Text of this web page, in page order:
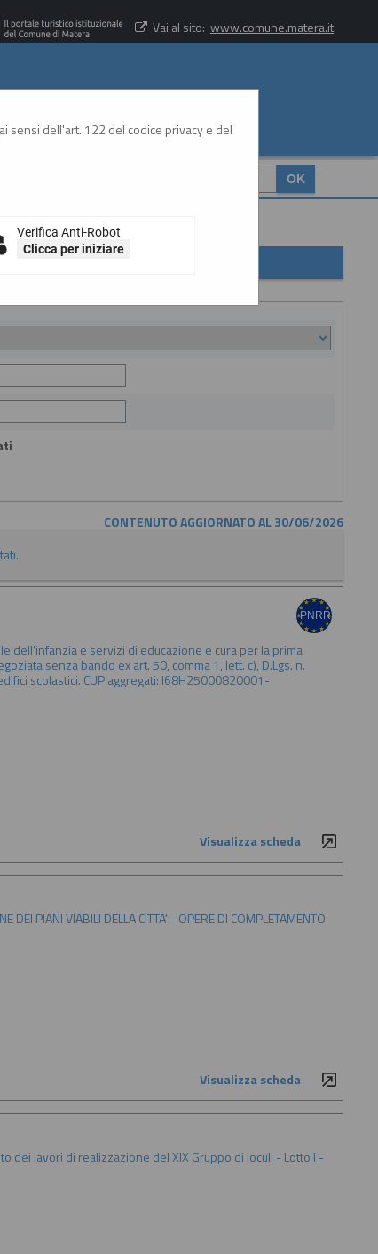
Vai al sito: www.comune.matera.it
sensi dell'art. 122 del codice privacy e del
Verifica Anti-Robot
Clicca per iniziare
CONTENUTO AGGIORNATO AL 30/06/2026
dell'infanzia e servizi di educazione e cura per la prima
senza bando ex art. 50, comma 1, lett. c), D.Lgs. n.
scolastici. CUP aggregati: I68H25000820001-
Visualizza scheda
PIANI VIABILI DELLA CITTA' - OPERE DI COMPLETAMENTO
Visualizza scheda
dei lavori di realizzazione del XIX Gruppo di loculi - Lotto I -